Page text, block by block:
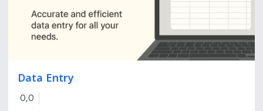
Data Entry
0,0